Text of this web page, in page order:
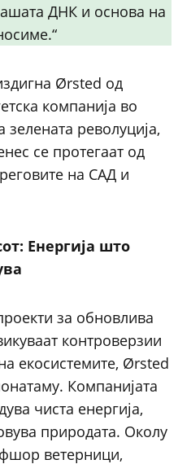
ДНК и основа на
Ørsted од
компанија во
зелената револуција,
се протегаат од
на САД и
Енергија што
за обновлива
контроверзии
екосистемите, Ørsted
Компанијата
чиста енергија,
природата. Околу
ветерници,